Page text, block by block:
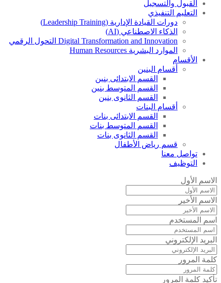
القبول والتسجيل
التعليم التنفيذي
دورات القيادة الإدارية (Leadership Training)
الذكاء الاصطناعي (AI)
Digital Transformation and Innovation التحول الرقمي
الموارد البشرية Human Resources
الأقسام
أقسام البنين
القسم الابتدائى بنين
القسم المتوسط بنين
القسم الثانوى بنين
أقسام البنات
القسم الابتدائى بنات
القسم المتوسط بنات
القسم الثانوى بنات
قسم رياض الأطفال
تواصل معنا
التوظيف
الاسم الأول
الاسم الأخير
اسم المستخدم
البريد الإلكتروني
كلمة المرور
تأكيد كلمة المرور